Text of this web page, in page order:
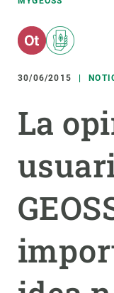
de
30/06/2015
La
menu
SOBRE NOSOTROS
INVESTIGACIÓN
ÚNETE A NOSOTROS
PARTICIPA
NOTICIAS Y AGENDA